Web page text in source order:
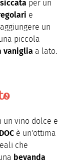
per un
e
un
piccola
vaniglia a lato.
un vino dolce e
è un'ottima
che
bevanda